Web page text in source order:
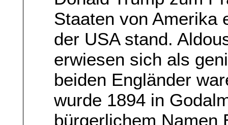
Staaten von Amerika
der USA stand.
erwiesen sich als
beiden Engländer
wurde 1894 in
bürgerlichem Namen